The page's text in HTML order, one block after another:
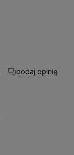
dodaj opinię